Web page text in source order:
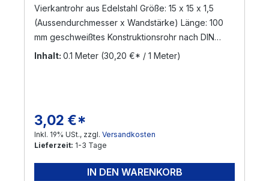
Vierkantrohr aus Edelstahl Größe: 15 x 15 x 1,5
(Aussendurchmesser x Wandstärke) Länge: 100
mm geschweißtes Konstruktionsrohr nach DIN
17455 / EN ISO 1127 Material: Edelstahl V2A,
bearbeiten wir Ihre Anfrage !
Inhalt: 0.1 Meter (30,20 €* / 1 Meter)
Regulärer Preis:
3,02 €*
Inkl. 19% USt., zzgl. Versandkosten
Lieferzeit: 1-3 Tage
IN DEN WARENKORB